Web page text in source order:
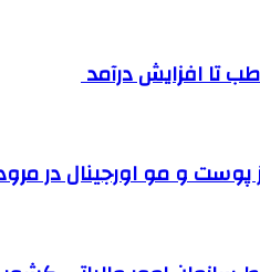
و مو اورجینال در